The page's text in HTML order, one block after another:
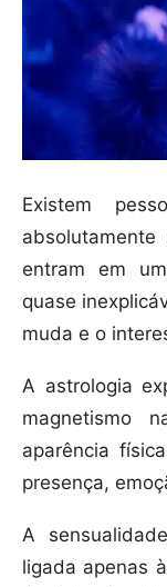
Existem
entram em
quase
muda e o
A astrologia
magnetismo
aparência
presença,
A
ligada apenas